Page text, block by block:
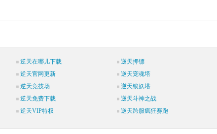
逆天在哪儿下载
逆天押镖
逆天官网更新
逆天宠魂塔
逆天竞技场
逆天锁妖塔
逆天免费下载
逆天斗神之战
逆天VIP特权 逆天跨服疯狂赛跑